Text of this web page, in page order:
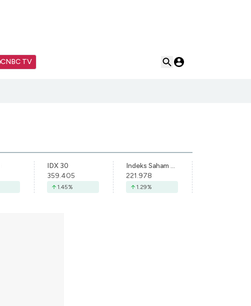
CNBC TV
IDX 30
359.405
1.45%
Indeks Saham Syariah Indonesia
221.978
1.29%